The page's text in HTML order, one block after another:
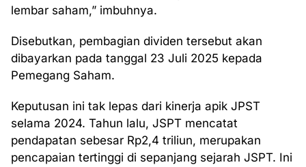
lembar saham,” imbuhnya.
Disebutkan, pembagian dividen tersebut akan
dibayarkan pada tanggal 23 Juli 2025 kepada
Pemegang Saham.
Keputusan ini tak lepas dari kinerja apik JPST
selama 2024. Tahun lalu, JSPT mencatat
pendapatan sebesar Rp2,4 triliun, merupakan
pencapaian tertinggi di sepanjang sejarah JSPT. Ini